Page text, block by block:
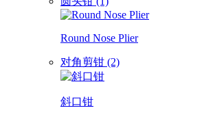
Round Nose Plier
对角剪钳 (2)
斜口钳